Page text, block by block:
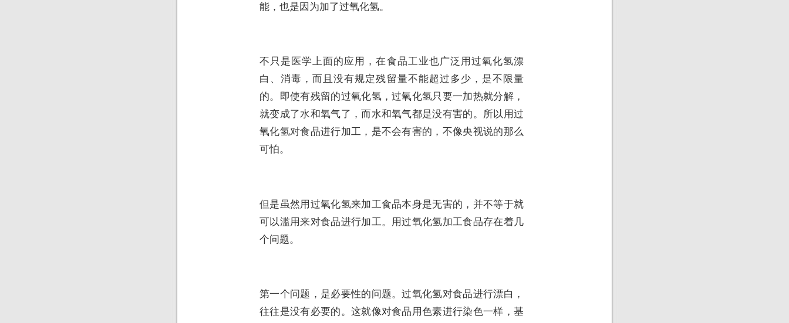
能，也是因为加了过氧化氢。
不只是医学上面的应用，在食品工业也广泛用过氧化氢漂
白、消毒，而且没有规定残留量不能超过多少，是不限量
的。即使有残留的过氧化氢，过氧化氢只要一加热就分解，
就变成了水和氧气了，而水和氧气都是没有害的。所以用过
氧化氢对食品进行加工，是不会有害的，不像央视说的那么
可怕。
但是虽然用过氧化氢来加工食品本身是无害的，并不等于就
可以滥用来对食品进行加工。用过氧化氢加工食品存在着几
个问题。
第一个问题，是必要性的问题。过氧化氢对食品进行漂白，
往往是没有必要的。这就像对食品用色素进行染色一样，基